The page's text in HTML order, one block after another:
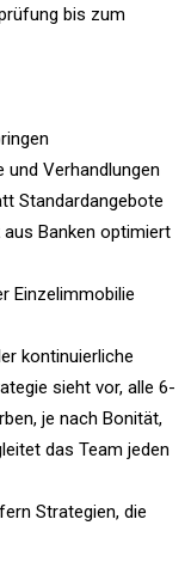
bis zum
und Verhandlungen
Standardangebote
Banken optimiert
Einzelimmobilie
kontinuierliche
sieht vor, alle 6-
je nach Bonität,
das Team jeden
Strategien, die